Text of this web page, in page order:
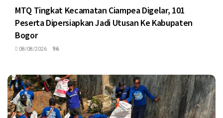
MTQ Tingkat Kecamatan Ciampea Digelar, 101
Peserta Dipersiapkan Jadi Utusan Ke Kabupaten
Bogor
08/08/2026 96